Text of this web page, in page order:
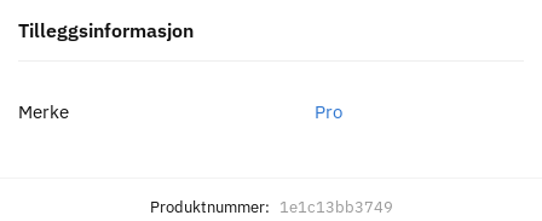
Tilleggsinformasjon
Merke Pro
Produktnummer: 1e1c13bb3749